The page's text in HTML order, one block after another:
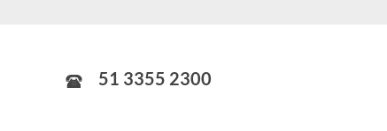
51 3355 2300